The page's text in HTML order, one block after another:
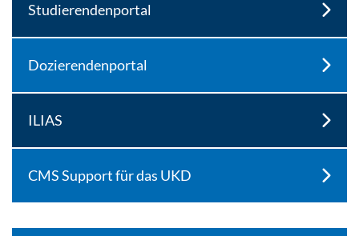
Studierendenportal
Dozierendenportal
ILIAS
CMS Support für das UKD